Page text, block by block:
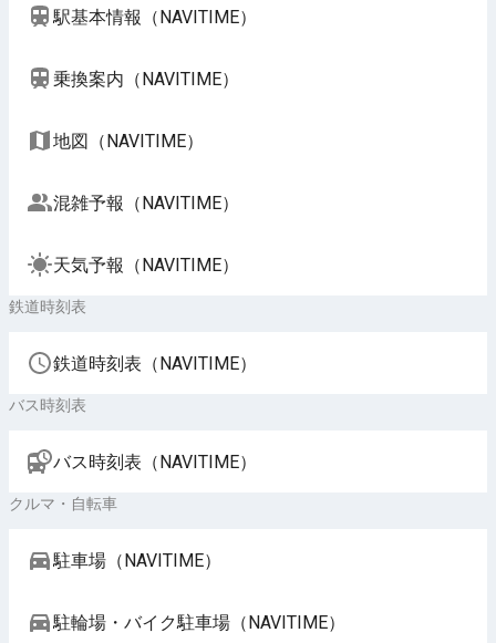
駅基本情報（NAVITIME）
乗換案内（NAVITIME）
地図（NAVITIME）
混雑予報（NAVITIME）
天気予報（NAVITIME）
鉄道時刻表
鉄道時刻表（NAVITIME）
バス時刻表
バス時刻表（NAVITIME）
クルマ・自転車
駐車場（NAVITIME）
駐輪場・バイク駐車場（NAVITIME）